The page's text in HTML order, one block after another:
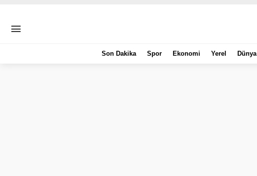
Son Dakika Spor Ekonomi Yerel Dünya